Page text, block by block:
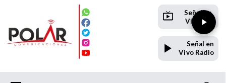
Señal en
Vivo TV
Señal en
Vivo Radio